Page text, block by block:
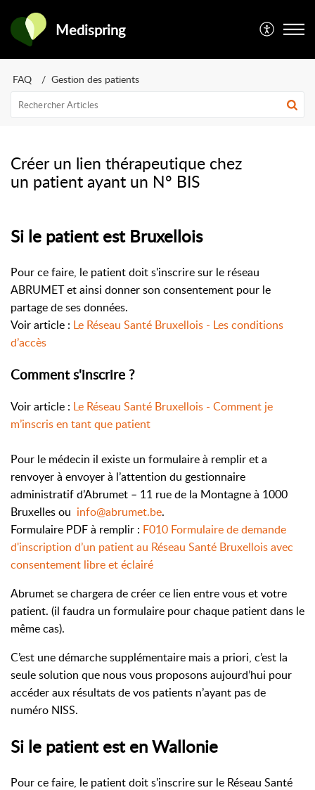
Medispring
FAQ Gestion des patients
Créer un lien thérapeutique chez
un patient ayant un N° BIS
Si le patient est Bruxellois
Pour ce faire, le patient doit s'inscrire sur le réseau
ABRUMET et ainsi donner son consentement pour le
partage de ses données.
Voir article : Le Réseau Santé Bruxellois - Les conditions
d’accès
Comment s'inscrire ?
Voir article : Le Réseau Santé Bruxellois - Comment je
m’inscris en tant que patient
Pour le médecin il existe un formulaire à remplir et a
renvoyerà envoyer à l’attention du gestionnaire
administratif d’Abrumet – 11 rue de la Montagne à 1000
Bruxelles ou info@abrumet.be.
Formulaire PDF à remplir : F010 Formulaire de demande
d'inscription d’un patient au Réseau Santé Bruxellois avec
consentement libre et éclairé
Abrumet se chargera de créer ce lien entre vous et votre
patient. (il faudra un formulaire pour chaque patient dans le
même cas).
C’est une démarche supplémentaire mais a priori, c’est la
seule solution que nous vous proposons aujourd’hui pour
accéder aux résultats de vos patients n’ayant pas de
numéro NISS.
Si le patient est en Wallonie
Pour ce faire, le patient doit s'inscrire sur le Réseau Santé